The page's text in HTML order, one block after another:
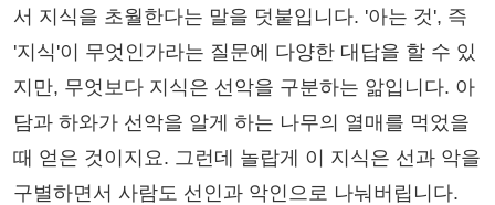
서 지식을 초월한다는 말을 덧붙입니다. '아는 것', 즉
'지식'이 무엇인가라는 질문에 다양한 대답을 할 수 있
지만, 무엇보다 지식은 선악을 구분하는 앎입니다. 아
담과 하와가 선악을 알게 하는 나무의 열매를 먹었을
때 얻은 것이지요. 그런데 놀랍게 이 지식은 선과 악을
구별하면서 사람도 선인과 악인으로 나눠버립니다.